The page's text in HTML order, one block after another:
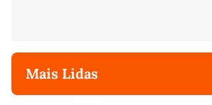
Mais Lidas